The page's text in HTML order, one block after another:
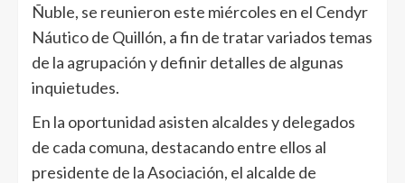
Ñuble, se reunieron este miércoles en el Cendyr
Náutico de Quillón, a fin de tratar variados temas
de la agrupación y definir detalles de algunas
inquietudes.
En la oportunidad asisten alcaldes y delegados
de cada comuna, destacando entre ellos al
presidente de la Asociación, el alcalde de